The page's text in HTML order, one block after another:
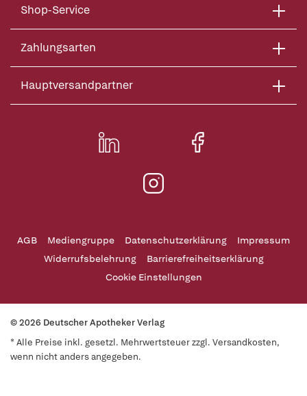
Shop-Service
Zahlungsarten
Hauptversandpartner
AGB Mediengruppe Datenschutzerklärung
Impressum
Widerrufsbelehrung
Barrierefreiheitserklärung
Cookie Einstellungen
© 2026 Deutscher Apotheker Verlag
* Alle Preise inkl. gesetzl. Mehrwertsteuer zzgl. Versandkosten,
wenn nicht anders angegeben.